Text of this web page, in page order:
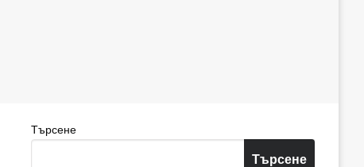
Търсене
Търсене